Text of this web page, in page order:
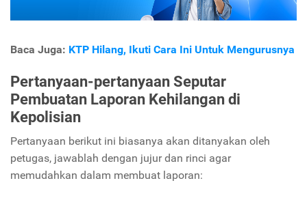
Baca Juga: KTP Hilang, Ikuti Cara Ini Untuk Mengurusnya
Pertanyaan-pertanyaan Seputar
Pembuatan Laporan Kehilangan di
Kepolisian
Pertanyaan berikut ini biasanya akan ditanyakan oleh
petugas, jawablah dengan jujur dan rinci agar
memudahkan dalam membuat laporan: